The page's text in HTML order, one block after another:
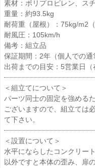
素材：ポリプロピレン、ス
重量：約93.5kg
耐荷重（屋根）：75kg/m2（
耐風圧：105km/h
備考：組立品
保証期間：2年（個人での通
出荷までの目安：5営業日（
＜組立てについて＞
パーツ同士の固定を強める
ございますので、組立ては
て下さい。
＜設置について＞
水平にならしたコンクリー
以外ですと本体の歪み、扉